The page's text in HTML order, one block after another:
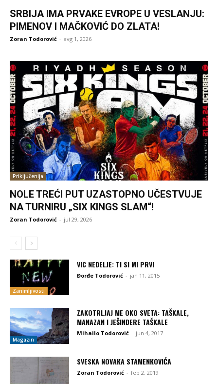
SRBIJA IMA PRVAKE EVROPE U VESLANJU:
PIMENOV I MAČKOVIĆ DO ZLATA!
Zoran Todorović - avg 1, 2026
Priključenija
NOLE TREĆI PUT UZASTOPNO UČESTVUJE
NA TURNIRU „SIX KINGS SLAM“!
Zoran Todorović - jul 29, 2026
Zanimljivosti
VIC NEDELJE: TI SI MI PRVI
Đorđe Todorović - jan 11, 2015
Magazin
ZAKOTRLJAJ ME OKO SVETA: TAŠKALE,
MANAZAN I JEŠINDERE TAŠKALE
Mihailo Todorović - jun 4, 2017
SVESKA NOVAKA STAMENKOVIĆA
Zoran Todorović - feb 2, 2019